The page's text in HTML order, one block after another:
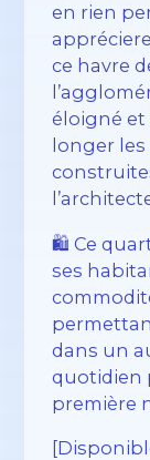
en rien
ce havre
éloigné et
longer
🛍️ Ce
ses
dans un
quotidien
première